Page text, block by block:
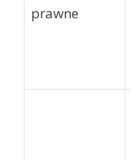
prawne